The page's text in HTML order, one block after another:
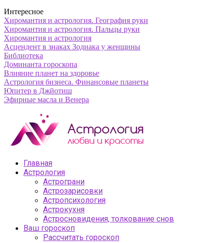
Интересное
Хиромантия и астрология. География руки
Хиромантия и астрология. Пальцы руки
Хиромантия и астрология
Асцендент в знаках Зодиака у женщины
Библиотека
Доминанта гороскопа
Влияние планет на здоровье
Астрология бизнеса. Финансовые планеты
Юпитер в Джйотиш
Эфирные масла и Венера
Главная
Астрология
Астрограни
Астрозарисовки
Астропсихология
Астрокухня
Астросновидения, толкование снов
Ваш гороскоп
Рассчитать гороскоп